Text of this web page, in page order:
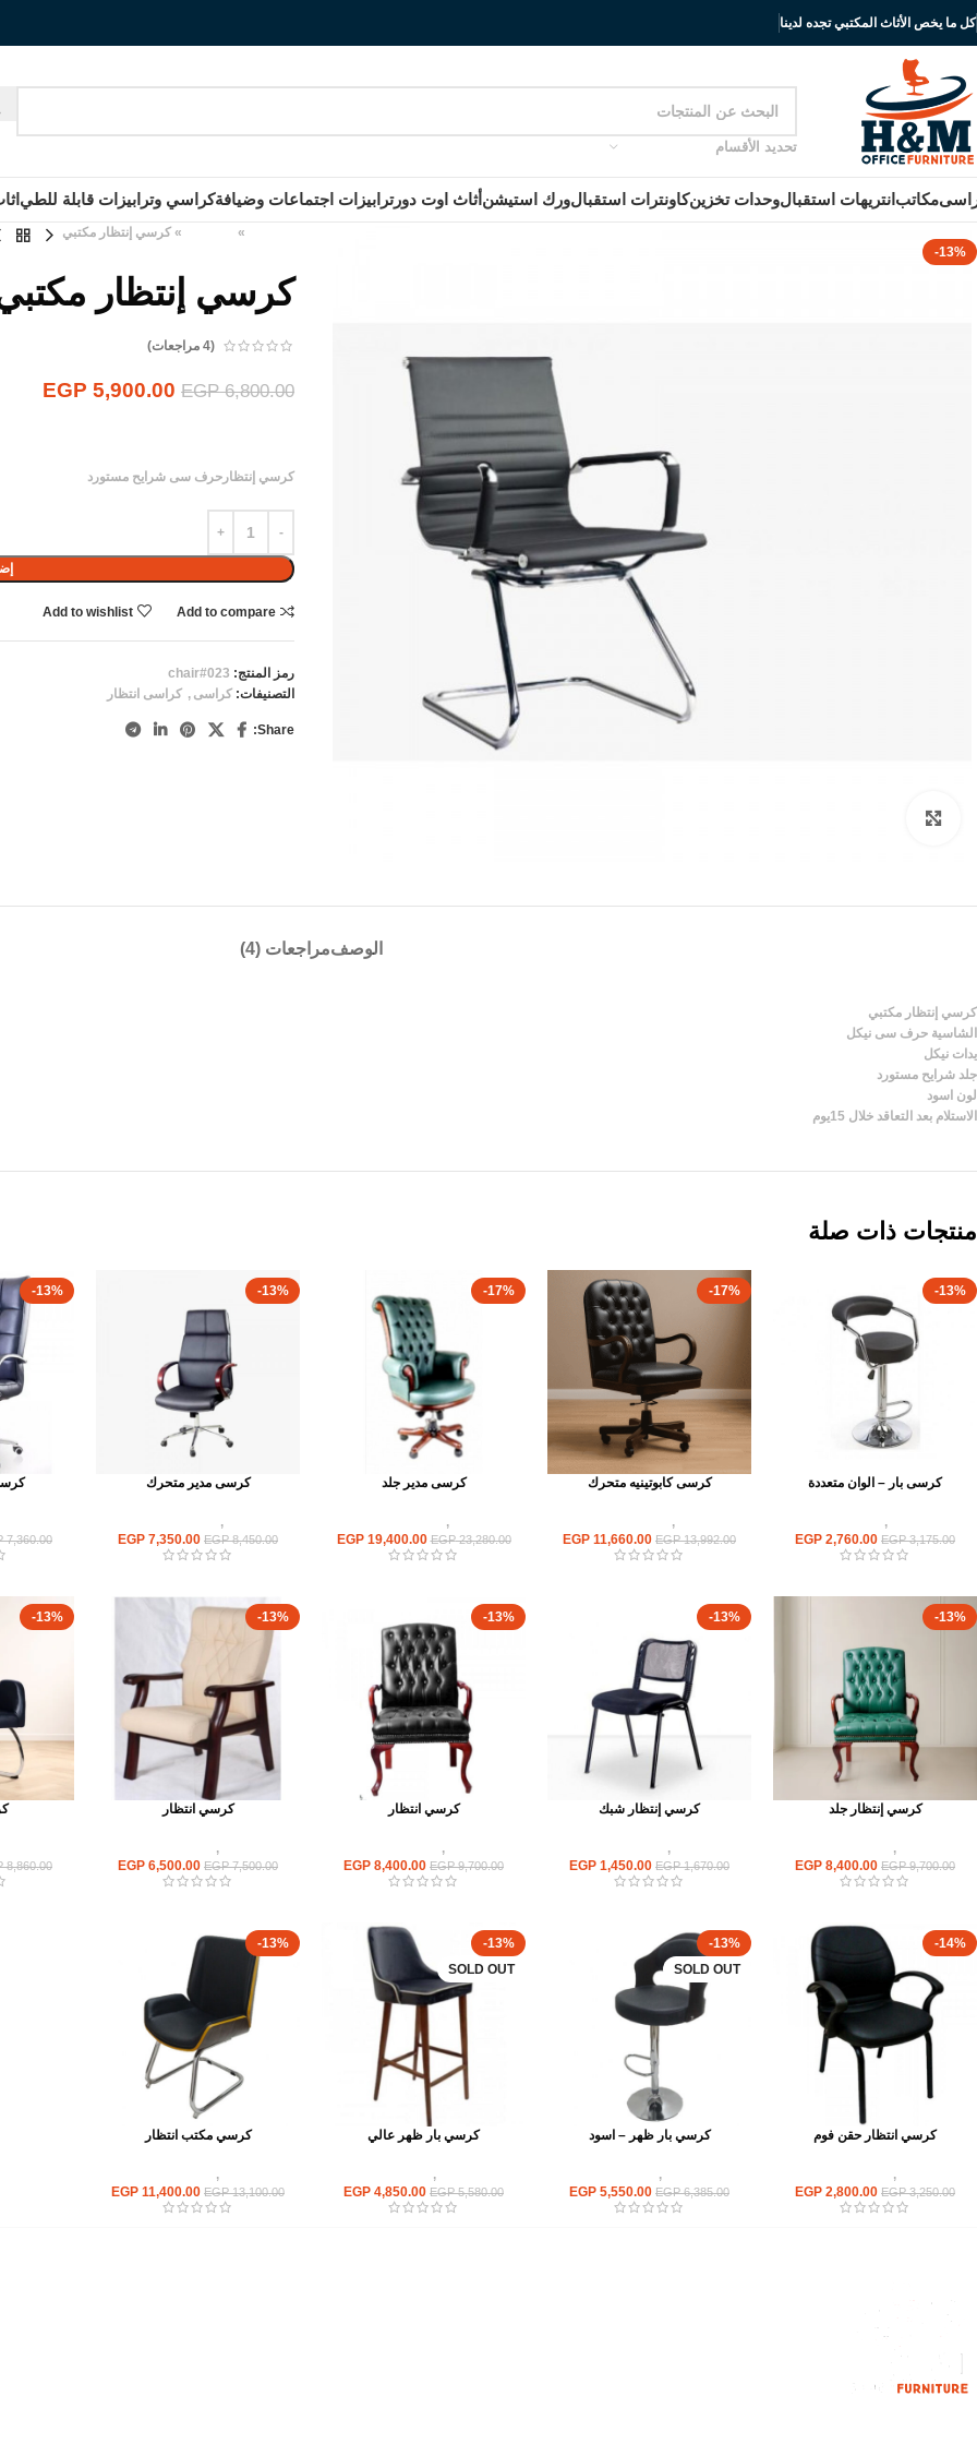
كل ما يخص الأثاث المكتبي تجده لدينا
تحديد الأقسام
مكاتب انتريهات استقبالوحدات تخزينكاونترات استقبالورك استيشنأثاث اوت دورترابيزات اجتماعات وضيافةكراسي وترابيزات قابلة للطي
-13%
»
» كرسي إنتظار مكتبي
كرسي إنتظار
(
4مراجعات)
EGP6,800.00
EGP 5,900.00
كرسي إنتظارحرف سى شرايح مستورد
Add to compare
Add to wishlist
رمز المنتج: chair#023
التصنيفات: كراسى , كراسى انتظار
Share:
الوصفمراجعات (4)
كرسي إنتظار مكتبي
الشاسية حرف سى نيكل
يدات نيكل
جلد شرايح مستورد
لون اسود
الاستلام بعد التعاقد خلال 15يوم
منتجات ذات صلة
-13%
كرسى بار – الوان متعددة
كراسى,
EGP3,175.00
EGP 2,760.00
-17%
كرسى كابوتينيه متحرك
كراسى,
EGP13,992.00
EGP 11,660.00
-17%
كرسى مدير جلد
كراسى,
EGP23,280.00
EGP19,400.00
-13%
كرسى مدير متحرك
كراسى,
EGP8,450.00
EGP 7,350.00
-13%
7,360.00
-13%
كرسي إنتظار جلد
,
EGP9,700.00
EGP 8,400.00
-13%
كرسي إنتظار شبك
,
EGP1,670.00
EGP 1,450.00
-13%
كرسي انتظار
,
EGP9,700.00
EGP 8,400.00
-13%
كرسي انتظار
,
EGP7,500.00
EGP 6,500.00
-13%
8,860.00
-14%
كرسي انتظار حقن فوم
,
EGP3,250.00
EGP 2,800.00
-13%
SOLD OUT
كرسي بار ظهر – اسود
كراسى,
EGP6,385.00
EGP 5,550.00
-13%
SOLD OUT
كرسي بار ظهر عالي
كراسى,
EGP5,580.00
EGP 4,850.00
-13%
كرسي مكتب انتظار
,
EGP13,100.00
EGP 11,400.00